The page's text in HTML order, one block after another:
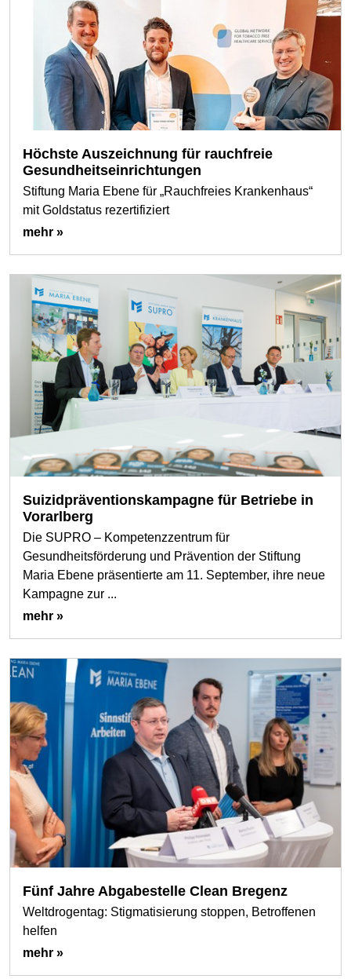
Höchste Auszeichnung für rauchfreie
Gesundheitseinrichtungen
Stiftung Maria Ebene für „Rauchfreies Krankenhaus“
mit Goldstatus rezertifiziert
mehr »
Suizidpräventionskampagne für Betriebe in
Vorarlberg
Die SUPRO – Kompetenzzentrum für
Gesundheitsförderung und Prävention der Stiftung
Maria Ebene präsentierte am 11. September, ihre neue
Kampagne zur ...
mehr »
Fünf Jahre Abgabestelle Clean Bregenz
Weltdrogentag: Stigmatisierung stoppen, Betroffenen
helfen
mehr »